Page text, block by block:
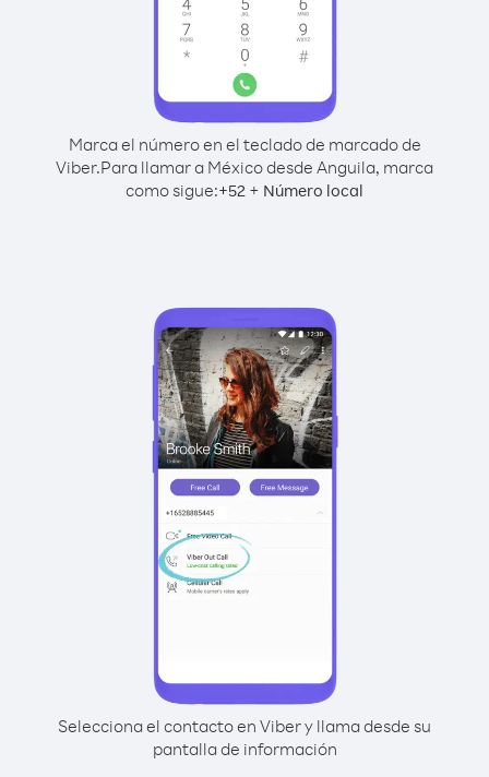
Marca el número en el teclado de marcado de
Viber.Para llamar a México desde Anguila, marca
como sigue:+52 + Número local
Selecciona el contacto en Viber y llama desde su
pantalla de información